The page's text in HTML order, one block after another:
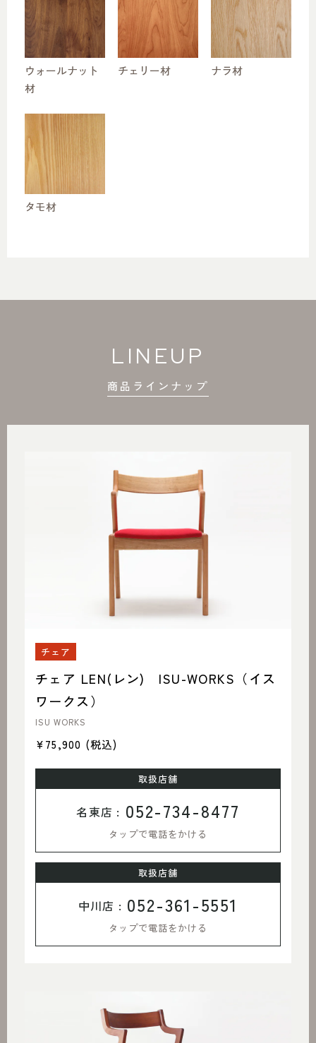
ウォールナット
材
チェリー材 ナラ材
タモ材
LINEUP
商品ラインナップ
チェア
チェア LEN(レン) ISU-WORKS（イス
ワークス）
ISU WORKS
¥75,900 (税込)
取扱店舗
名東店 : 052-734-8477
タップで電話をかける
取扱店舗
中川店 : 052-361-5551
タップで電話をかける